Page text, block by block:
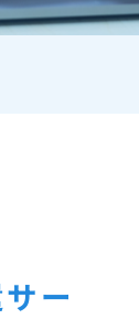
ー